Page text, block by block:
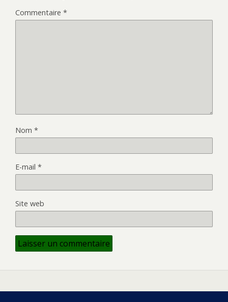
Commentaire *
Nom *
E-mail *
Site web